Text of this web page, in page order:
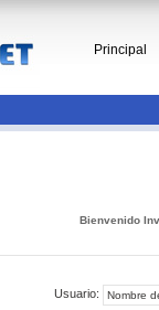
Principal
Bienvenido
Usuario: